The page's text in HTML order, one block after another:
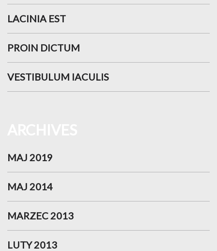
LACINIA EST
PROIN DICTUM
VESTIBULUM IACULIS
MAJ 2019
MAJ 2014
MARZEC 2013
LUTY 2013